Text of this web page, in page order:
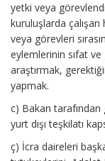
yetki veya
kuruluşlarda çalışan
veya görevleri
eylemlerinin sıfat ve
araştırmak,
yapmak.
c) Bakan
yurt dışı teşkilatı
ç) İcra daireleri